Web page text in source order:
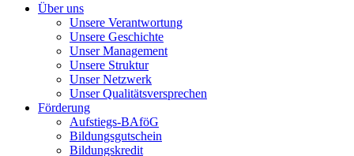
Über uns
Unsere Verantwortung
Unsere Geschichte
Unser Management
Unsere Struktur
Unser Netzwerk
Unser Qualitätsversprechen
Förderung
Aufstiegs-BAföG
Bildungsgutschein
Bildungskredit